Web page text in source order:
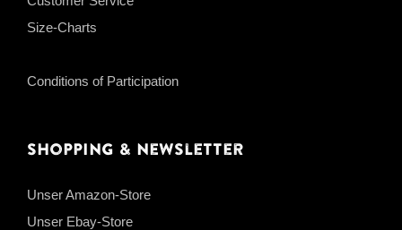
Size-Charts
Conditions of Participation
Shopping & Newsletter
Unser Amazon-Store
Unser Ebay-Store